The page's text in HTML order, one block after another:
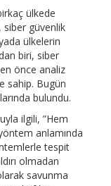
ülkede
siber güvenlik
ülkelerin
biri, siber
önce analiz
sahip. Bugün
bulundu.
ilgili, ”Hem
anlamında
tespit
olmadan
savunma